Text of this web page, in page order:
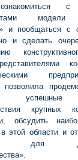
с
модели
и пообщаться с
и сделать
позволила
успешные
крупных
обсудить
этой области и
для